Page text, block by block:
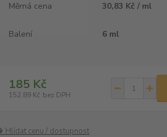
Měrná cena
30,83 Kč / ml
Balení 6 ml
185 Kč
152,89 Kč bez DPH
Hlídat cenu / dostupnost